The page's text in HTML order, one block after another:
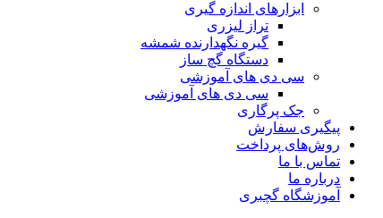
ابزارهای اندازه گیری
تراز لیزری
گیره نگهدارنده شمشه
دستگاه گچ ساز
سی دی های آموزشی
سی دی های آموزشی
جک پرگاری
پیگیری سفارش
روش‌های پرداخت
تماس با ما
درباره ما
آموزشگاه گچبری